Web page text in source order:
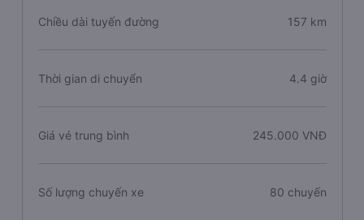
Chiều dài tuyến đường 157 km
Thời gian di chuyển 4.4 giờ
Giá vé trung bình 245.000 VNĐ
Số lượng chuyến xe 80 chuyến